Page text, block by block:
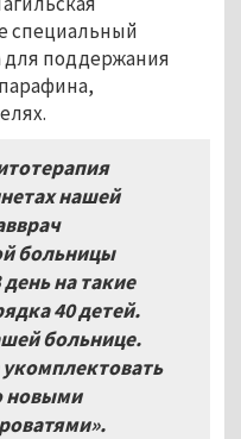
специальный
для поддержания
нашей
больницы
день на такие
40 детей.
больнице.
новыми